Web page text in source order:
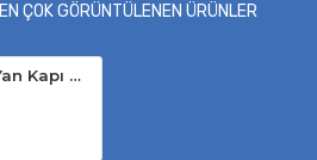
EN ÇOK GÖRÜNTÜLENEN ÜRÜNLER
Fiat Fiorino Krom Yan Kapı Çıtası 4 Kapı 2008 Üzeri P. Çelik